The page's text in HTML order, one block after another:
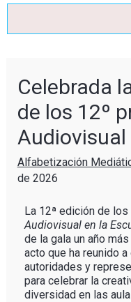
Celebrada
de los 12º
Audiovisual
Alfabetización
de 2026
La 12ª edición de los
Audiovisual en la
de la gala un año
acto que ha reunido
autoridades y
para celebrar la
diversidad en las